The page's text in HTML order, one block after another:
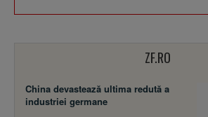
ZF.RO
China devastează ultima redută a
industriei germane